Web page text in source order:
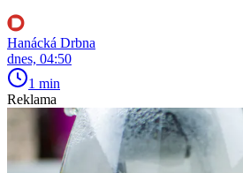
Hanácká Drbna
dnes, 04:50
1 min
Reklama